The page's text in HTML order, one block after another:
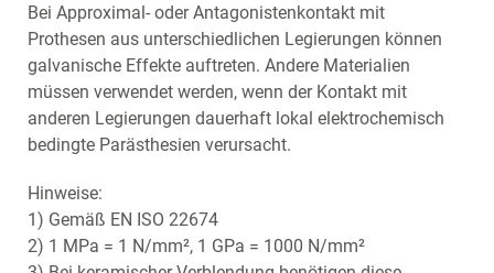
Bei Approximal- oder Antagonistenkontakt mit
Prothesen aus unterschiedlichen Legierungen können
galvanische Effekte auftreten. Andere Materialien
müssen verwendet werden, wenn der Kontakt mit
anderen Legierungen dauerhaft lokal elektrochemisch
bedingte Parästhesien verursacht.
Hinweise:
1) Gemäß EN ISO 22674
2) 1 MPa = 1 N/mm², 1 GPa = 1000 N/mm²